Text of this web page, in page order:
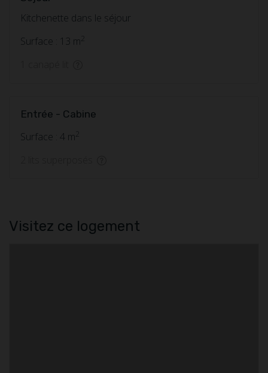
Kitchenette dans le séjour
Surface : 13 m2
Entrée - Cabine
Surface : 4 m2
Visitez ce logement